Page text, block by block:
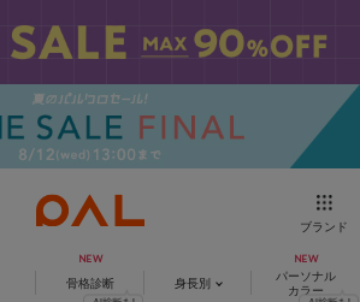
ブランド
骨格診断 身長別
パーソナル
カラー